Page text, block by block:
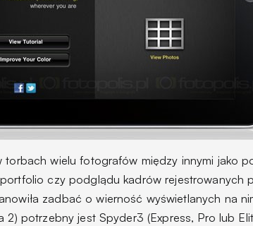
torbach wielu fotografów między innymi jako
czy podglądu kadrów rejestrowanych
zadbać o wierność wyświetlanych na
2) potrzebny jest Spyder3 (Express, Pro lub